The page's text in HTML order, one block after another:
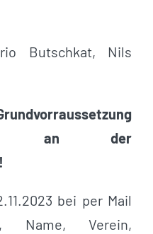
Butschkat, Nils
an der
bei per Mail
, Name, Verein,